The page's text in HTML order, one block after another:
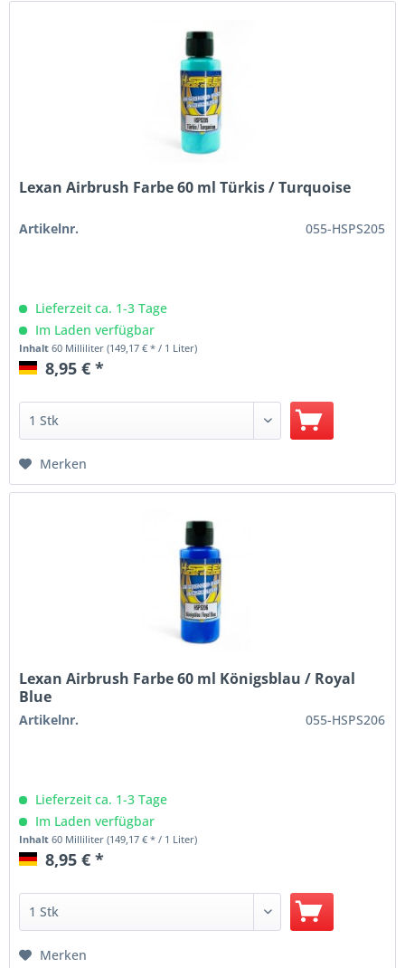
Lexan Airbrush Farbe 60 ml Türkis / Turquoise
Artikelnr. 055-HSPS205
Lieferzeit ca. 1-3 Tage
Im Laden verfügbar
Inhalt60 Milliliter(149,17 € * / 1 Liter)
8,95 € *
Merken
Lexan Airbrush Farbe 60 ml Königsblau / Royal
Blue
Artikelnr. 055-HSPS206
Lieferzeit ca. 1-3 Tage
Im Laden verfügbar
Inhalt60 Milliliter(149,17 € * / 1 Liter)
8,95 € *
Merken